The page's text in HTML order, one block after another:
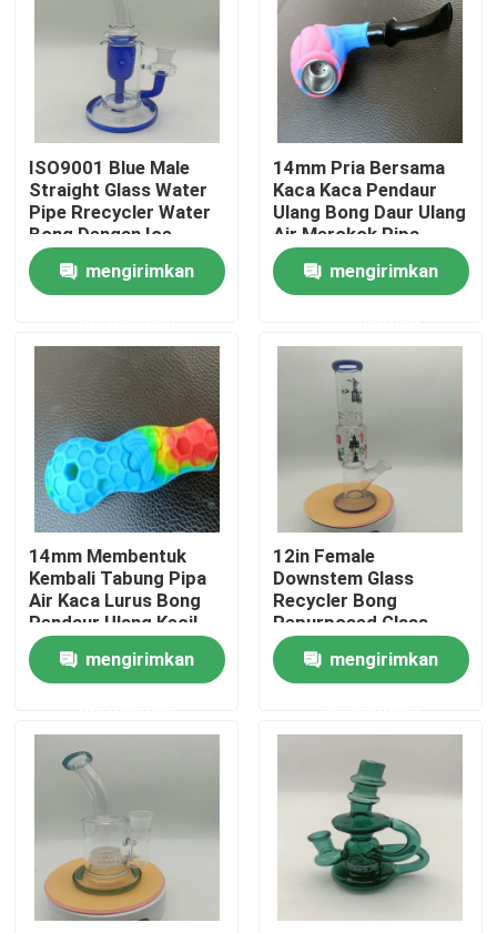
Rumah
Tentang kita
Wisata pabrik
Kontrol kualitas
Hubungi kami
Quote request suatu
Kaca Bong Banger
Gelas Air Bong
ISO9001 Blue Male
Straight Glass Water
Pipe Rrecycler Water
Bong Dengan Ice
Catcher Dan
Percolatormengirimkan
14mm Pria Bersama
Kaca Kaca Pendaur
Ulang Bong Daur Ulang
Air Merokok Pipa
Bubbler
mengirimkan
14mm Membentuk
Kembali Tabung Pipa
Air Kaca Lurus Bong
Pendaur Ulang Kecil
Dengan Perkolator
mengirimkan
12in Female
Downstem Glass
Recycler Bong
Repurposed Glass
Water Pipe Bongs
mengirimkan